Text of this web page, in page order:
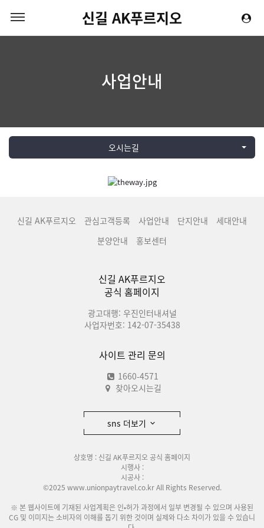
신길 AK푸르지오
사업안내
오시는길
신길 AK푸르지오 관심고객등록 사업안내 단지안내
세대안내
분양안내
홍보센터
신길 AK푸르지오
공식 홈페이지
광고대행: 우진인터내셔널
사업자번호: 142-07-35438
사이트 관리 문의
1660-4571
찾아오시는길
sns 더보기
상호명 : 신길 AK푸르지오 공식 홈페이지
시행사 :
시공사 :
©2025 www.unionpaytravel.co.kr All Rights Reserved.
※ 본 웹사이트에 기재된 사업계획은 인•허가 과정에서 일부 변경될 수 있으며 사용된
CG 및 이미지는 소비자의 이해를 돕기 위한 것이며 실제와 다소 차이가 있을 수 있습니